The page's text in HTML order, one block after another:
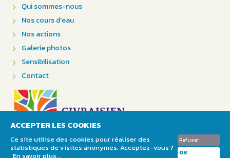
Qui sommes-nous
Nos cours d'eau
Nos actions
Galerie photos
Sensibilisation
Contact
Mentions légales & Crédits
ACCEPTER LES COOKIES
Ce site utilise des cookies pour réaliser des
statistiques de visites anonymes. Acceptez-vous ?
En savoir plus...
Refuser
OK